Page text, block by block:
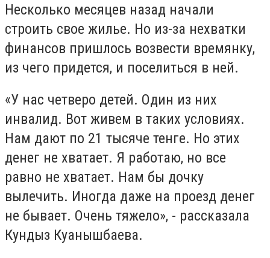
Несколько месяцев назад начали
строить свое жилье. Но из-за нехватки
финансов пришлось возвести времянку,
из чего придется, и поселиться в ней.
«У нас четверо детей. Один из них
инвалид. Вот живем в таких условиях.
Нам дают по 21 тысяче тенге. Но этих
денег не хватает. Я работаю, но все
равно не хватает. Нам бы дочку
вылечить. Иногда даже на проезд денег
не бывает. Очень тяжело», - рассказала
Кундыз Куанышбаева.